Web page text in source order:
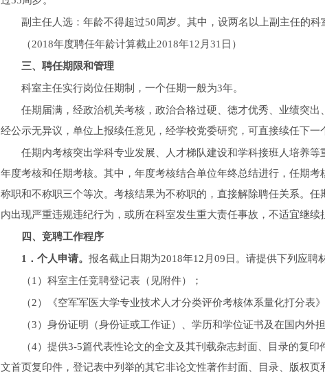
副主任人选：年龄不得超过50周岁。其中，设两名以上副主任的科
（2018年度聘任年龄计算截止2018年12月31日）
三、聘任期限和管理
科室主任实行岗位任期制，一个任期一般为3年。
任期届满，经政治机关考核，政治合格过硬、德才优秀、业绩突
经公示无异议，单位上报续任意见，经学校党委研究，可直接续任下一
任期内考核突出学科专业发展、人才梯队建设和学科接班人培养
年度考核和任期考核。其中，年度考核结合单位年终总结进行，任期考
称职和不称职三个等次。考核结果为不称职的，直接解除聘任关系。
内出现严重违规违纪行为，或所在科室发生重大责任事故，不适宜继续
四、竞聘工作程序
1 ．个人申请。 报名截止日期为2018年12月09日。请提供下列应聘
（1）科室主任竞聘登记表（见附件）；
（2）《空军军医大学专业技术人才分类评价考核体系量化打分表
（3）身份证明（身份证或工作证）、学历和学位证书及在国内外
（4）提供3-5篇代表性论文的全文及其刊载杂志封面、目录的复
文首页复印件，登记表中列举的其它非论文性著作封面、目录、版权页